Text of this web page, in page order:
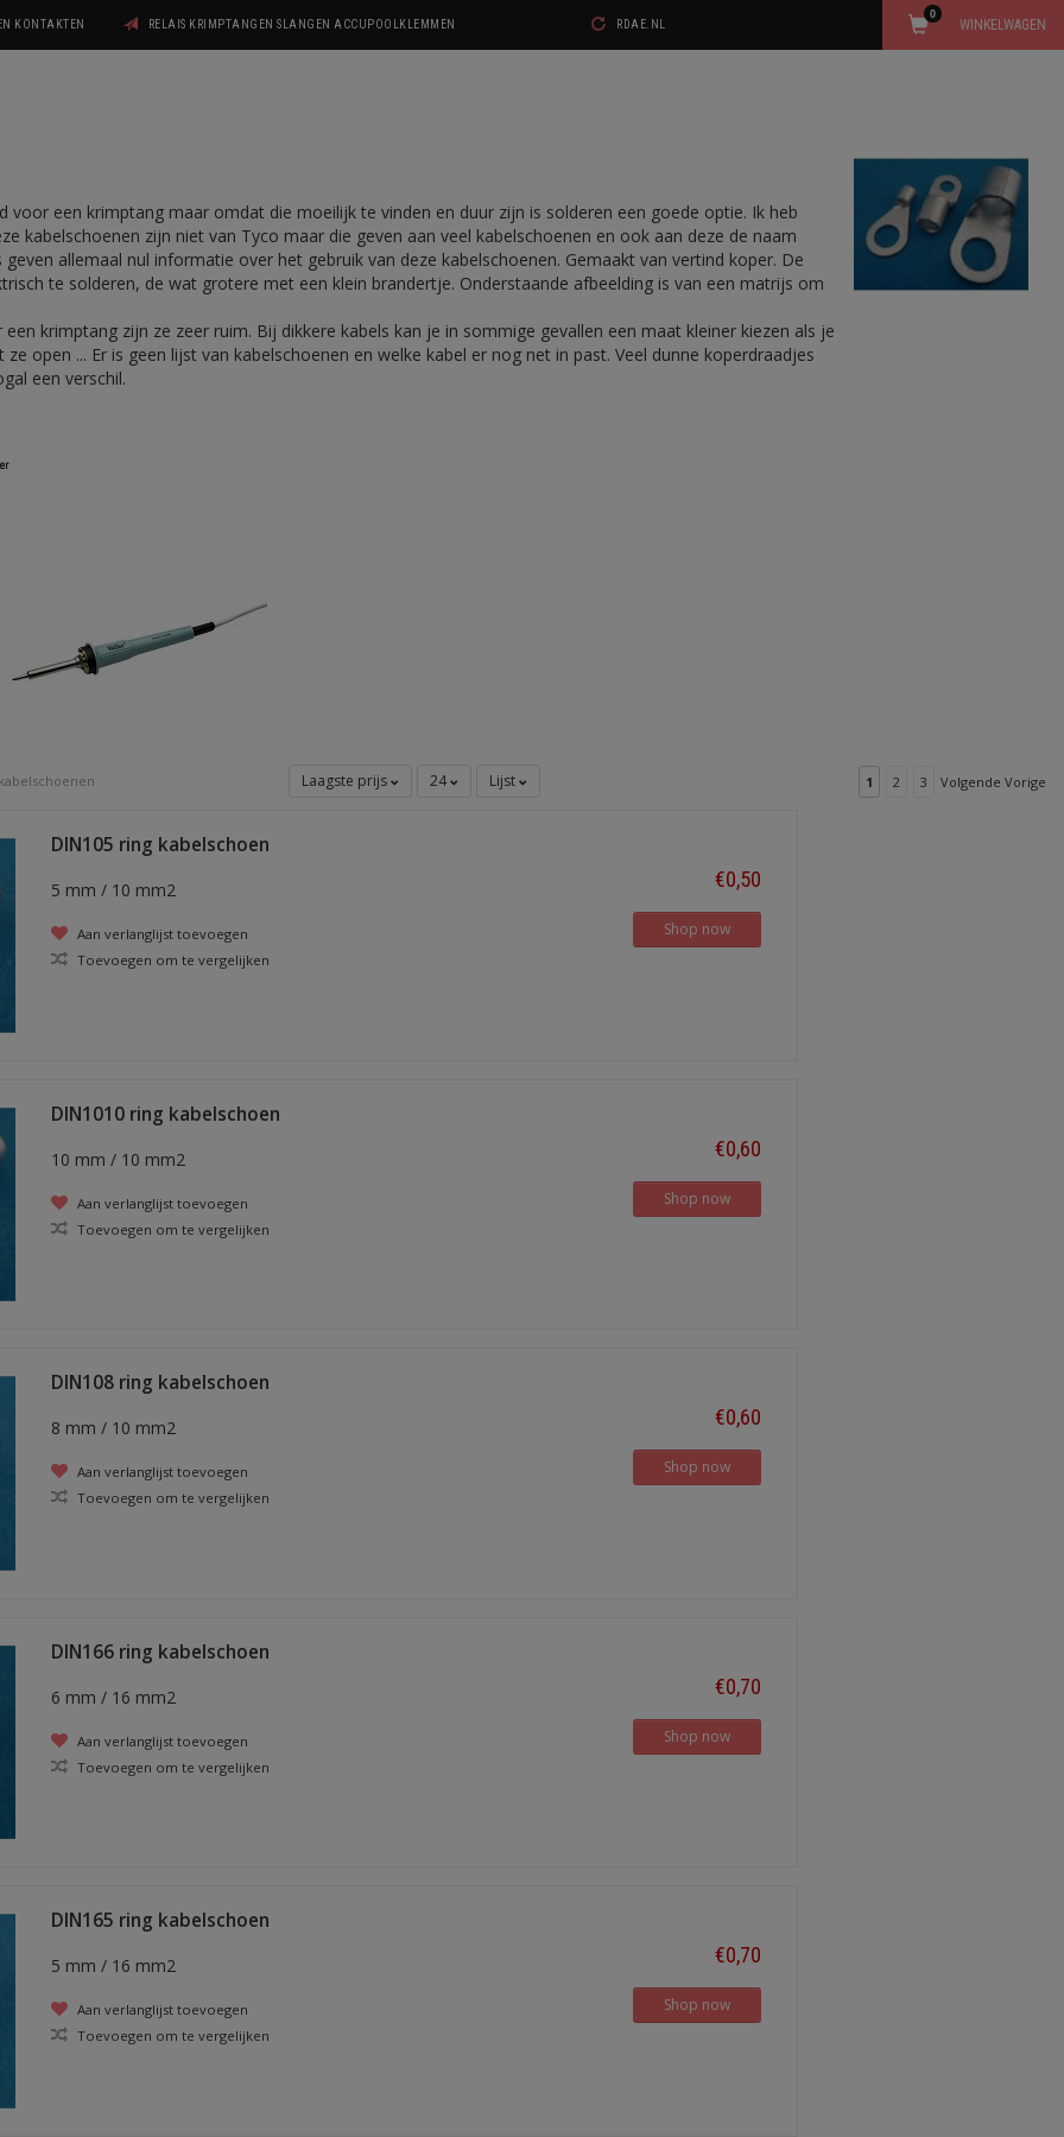
KONTAKTEN RELAIS KRIMPTANGEN SLANGEN ACCUPOOLKLEMMEN RDAE.NL WINKELWAGEN
0
voor een krimptang maar omdat die moeilijk te vinden en duur zijn is solderen een goede optie. Ik heb
kabelschoenen zijn niet van Tyco maar die geven aan veel kabelschoenen en ook aan deze de naam
allemaal nul informatie over het gebruik van deze kabelschoenen. Gemaakt van vertind koper. De
te solderen, de wat grotere met een klein brandertje. Onderstaande afbeelding is van een matrijs om
krimptang zijn ze zeer ruim. Bij dikkere kabels kan je in sommige gevallen een maat kleiner kiezen als je
open ... Er is geen lijst van kabelschoenen en welke kabel er nog net in past. Veel dunne koperdraadjes
een verschil.
Laagste prijs 24 Lijst 1 2 3 Volgende Vorige
DIN105 ring kabelschoen
5 mm / 10 mm2
Aan verlanglijst toevoegen
Toevoegen om te vergelijken
€0,50
Shop now
DIN1010 ring kabelschoen
10 mm / 10 mm2
Aan verlanglijst toevoegen
Toevoegen om te vergelijken
€0,60
Shop now
DIN108 ring kabelschoen
8 mm / 10 mm2
Aan verlanglijst toevoegen
Toevoegen om te vergelijken
€0,60
Shop now
DIN166 ring kabelschoen
6 mm / 16 mm2
Aan verlanglijst toevoegen
Toevoegen om te vergelijken
€0,70
Shop now
DIN165 ring kabelschoen
5 mm / 16 mm2
Aan verlanglijst toevoegen
Toevoegen om te vergelijken
€0,70
Shop now